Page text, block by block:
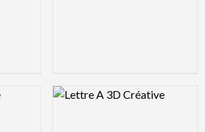
Logo Preview Image